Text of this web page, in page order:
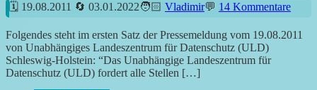
19.08.2011 03.01.2022 Vladimir 14 Kommentare
Folgendes steht im ersten Satz der Pressemeldung vom 19.08.2011
von Unabhängiges Landeszentrum für Datenschutz (ULD)
Schleswig-Holstein: “Das Unabhängige Landeszentrum für
Datenschutz (ULD) fordert alle Stellen […]